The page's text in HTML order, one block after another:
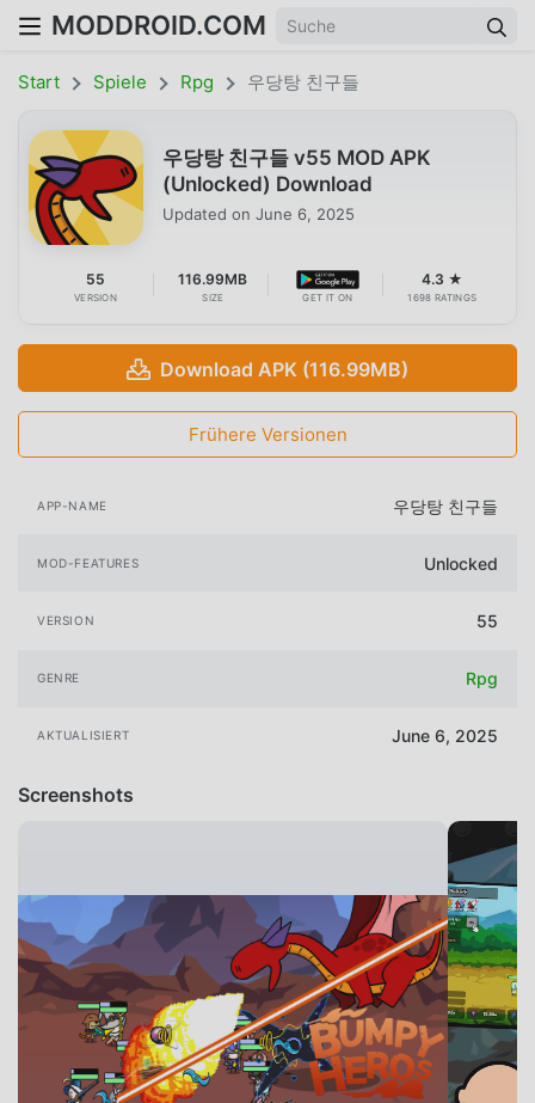
MODDROID.COM
Start Spiele Rpg 우당탕 친구들
우당탕 친구들 v55 MOD APK
(Unlocked) Download
Updated on June 6, 2025
55
VERSION
116.99MB
SIZE GET IT ON
4.3 ★
1698 RATINGS
Download APK (116.99MB)
Frühere Versionen
APP-NAME 우당탕 친구들
MOD-FEATURES Unlocked
VERSION 55
GENRE Rpg
AKTUALISIERT June 6, 2025
Screenshots